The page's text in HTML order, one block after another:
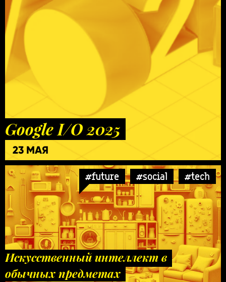
Google I/O 2025
23 МАЯ
#future #social #tech
Искусственный интеллект в
обычных предметах